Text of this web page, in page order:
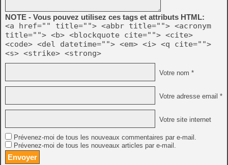
NOTE - Vous pouvez utilisez ces tags et attributs HTML:
<a href="" title=""> <abbr title=""> <acronym
title=""> <b> <blockquote cite=""> <cite>
<code> <del datetime=""> <em> <i> <q cite="">
<s> <strike> <strong>
Votre nom *
Votre adresse email *
Votre site internet
Prévenez-moi de tous les nouveaux commentaires par e-mail.
Prévenez-moi de tous les nouveaux articles par e-mail.